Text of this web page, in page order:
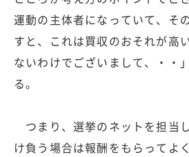
運動の主体者になっていて、そ
すと、これは買収のおそれが高
ないわけでございまして、・・
る。
つまり、選挙のネットを担当
け負う場合は報酬をもらってよ